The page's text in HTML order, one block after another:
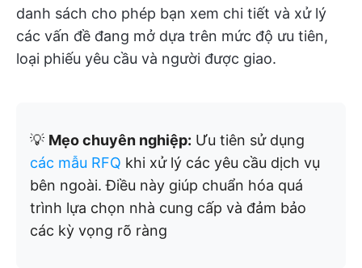
danh sách cho phép bạn xem chi tiết và xử lý
các vấn đề đang mở dựa trên mức độ ưu tiên,
loại phiếu yêu cầu và người được giao.
💡 Mẹo chuyên nghiệp: Ưu tiên sử dụng
các mẫu RFQ khi xử lý các yêu cầu dịch vụ
bên ngoài. Điều này giúp chuẩn hóa quá
trình lựa chọn nhà cung cấp và đảm bảo
các kỳ vọng rõ ràng